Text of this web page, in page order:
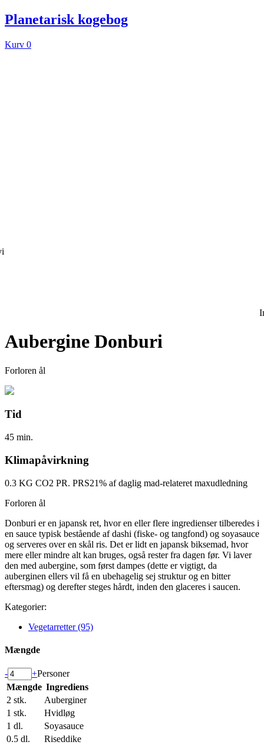
Planetarisk kogebog
Kurv 0
Aubergine Donburi
Forloren ål
Tid
45 min.
Klimapåvirkning
0.3 KG CO2 PR. PRS21% af daglig mad-relateret maxudledning
Forloren ål
Donburi er en japansk ret, hvor en eller flere ingredienser tilberedes i
en sauce typisk bestående af dashi (fiske- og tangfond) og soyasauce
og serveres over en skål ris. Det er lidt en japansk biksemad, hvor
mere eller mindre alt kan bruges, også rester fra dagen før. Vi laver
den med aubergine, som først dampes (dette er vigtigt, da
auberginen ellers vil få en ubehagelig sej struktur og en bitter
eftersmag) og derefter steges hårdt, inden den glaceres i saucen.
Kategorier:
Vegetarretter (95)
Mængde
- +Personer
Mængde Ingrediens
2 stk.
Auberginer
1 stk.
Hvidløg
1 dl.
Soyasauce
0.5 dl.
Riseddike